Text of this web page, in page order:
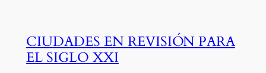
CIUDADES EN REVISIÓN PARA
EL SIGLO XXI